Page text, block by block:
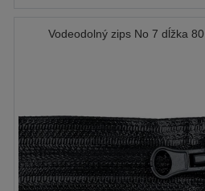
Vodeodolný zips No 7 dĺžka